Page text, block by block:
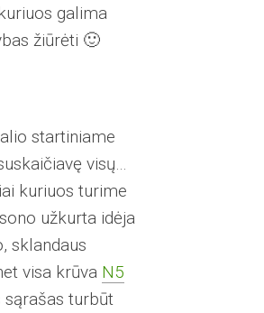
galima
žiūrėti 🙂
startiniame
visų…
kuriuos turime
užkurta idėja
sklandaus
visa krūva N5
sąrašas turbūt